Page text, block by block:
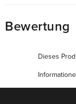
Bewertung
Dieses